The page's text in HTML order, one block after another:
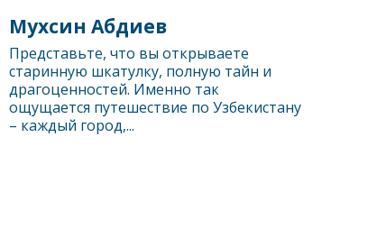
Мухсин Абдиев
Представьте, что вы открываете
старинную шкатулку, полную тайн и
драгоценностей. Именно так
ощущается путешествие по Узбекистану
– каждый город,...